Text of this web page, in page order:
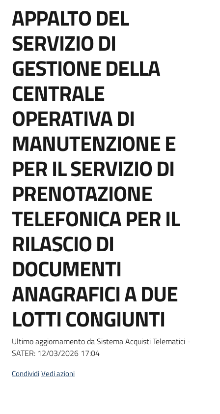
strumenti
di
Supporto
Piattaforme
telematiche
English
site
Seguici
su
Salta al contenuto
APPALTO DEL
SERVIZIO DI
GESTIONE DELLA
CENTRALE
OPERATIVA DI
MANUTENZIONE E
PER IL SERVIZIO DI
PRENOTAZIONE
TELEFONICA PER IL
RILASCIO DI
DOCUMENTI
ANAGRAFICI A DUE
LOTTI CONGIUNTI
Ultimo aggiornamento da Sistema Acquisti Telematici -
SATER: 12/03/2026 17:04
CondividiVedi azioni